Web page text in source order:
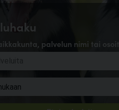
palvelun nimi tai osoite